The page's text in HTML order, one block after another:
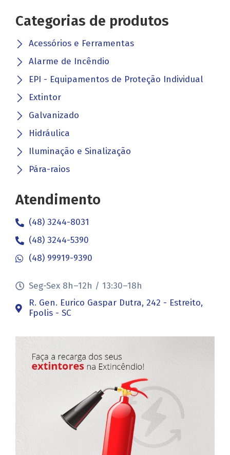
Categorias de produtos
Acessórios e Ferramentas
Alarme de Incêndio
EPI - Equipamentos de Proteção Individual
Extintor
Galvanizado
Hidráulica
Iluminação e Sinalização
Pára-raios
Atendimento
(48) 3244-8031
(48) 3244-5390
(48) 99919-9390
Seg-Sex 8h–12h / 13:30–18h
R. Gen. Eurico Gaspar Dutra, 242 - Estreito,
Fpolis - SC